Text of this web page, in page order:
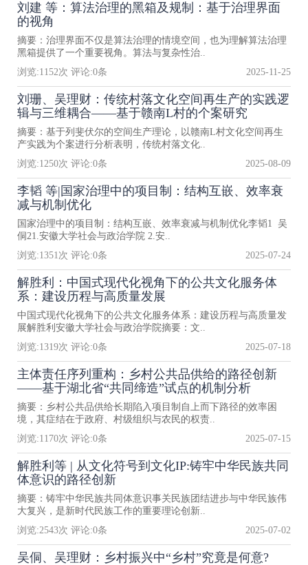
刘建 等：算法治理的黑箱及规制：基于治理界面
的视角
摘要：治理界面不仅是算法治理的情境空间，也为理解算法治理
黑箱提供了一个重要视角。算法与复杂性治..
浏览:1152次 评论:0条 2025-11-25
刘珊、吴理财：传统村落文化空间再生产的实践逻
辑与三维耦合——基于赣南L村的个案研究
摘要：基于列斐伏尔的空间生产理论，以赣南L村文化空间再生
产实践为个案进行分析表明，传统村落文化..
浏览:1250次 评论:0条 2025-08-09
李韬 等|国家治理中的项目制：结构互嵌、效率衰
减与机制优化
国家治理中的项目制：结构互嵌、效率衰减与机制优化李韬1 吴
侗21.安徽大学社会与政治学院 2.安..
浏览:1351次 评论:0条 2025-07-24
解胜利：中国式现代化视角下的公共文化服务体
系：建设历程与高质量发展
中国式现代化视角下的公共文化服务体系：建设历程与高质量发
展解胜利安徽大学社会与政治学院摘要：文..
浏览:1319次 评论:0条 2025-07-18
主体责任序列重构：乡村公共品供给的路径创新
——基于湖北省“共同缔造”试点的机制分析
摘要：乡村公共品供给长期陷入项目制自上而下路径的效率困
境，其症结在于政府、村级组织与农民的权责..
浏览:1170次 评论:0条 2025-07-15
解胜利等 | 从文化符号到文化IP:铸牢中华民族共同
体意识的路径创新
摘要：铸牢中华民族共同体意识事关民族团结进步与中华民族伟
大复兴，是新时代民族工作的重要理论创新..
浏览:2543次 评论:0条 2025-07-02
吴侗、吴理财：乡村振兴中“乡村”究竟是何意?